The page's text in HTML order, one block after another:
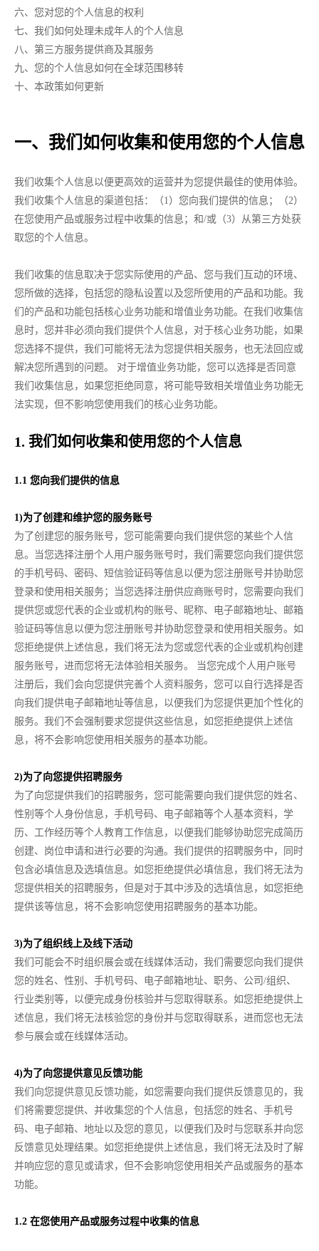
六、您对您的个人信息的权利
七、我们如何处理未成年人的个人信息
八、第三方服务提供商及其服务
九、您的个人信息如何在全球范围移转
十、本政策如何更新
一、我们如何收集和使用您的个人信息
我们收集个人信息以便更高效的运营并为您提供最佳的使用体验。
我们收集个人信息的渠道包括：（1）您向我们提供的信息；（2）
在您使用产品或服务过程中收集的信息；和/或（3）从第三方处获
取您的个人信息。
我们收集的信息取决于您实际使用的产品、您与我们互动的环境、
您所做的选择，包括您的隐私设置以及您所使用的产品和功能。我
们的产品和功能包括核心业务功能和增值业务功能。在我们收集信
息时，您并非必须向我们提供个人信息，对于核心业务功能，如果
您选择不提供，我们可能将无法为您提供相关服务，也无法回应或
解决您所遇到的问题。 对于增值业务功能，您可以选择是否同意
我们收集信息，如果您拒绝同意，将可能导致相关增值业务功能无
法实现，但不影响您使用我们的核心业务功能。
1. 我们如何收集和使用您的个人信息
1.1 您向我们提供的信息
1)为了创建和维护您的服务账号
为了创建您的服务账号，您可能需要向我们提供您的某些个人信
息。当您选择注册个人用户服务账号时，我们需要您向我们提供您
的手机号码、密码、短信验证码等信息以便为您注册账号并协助您
登录和使用相关服务；当您选择注册供应商账号时，您需要向我们
提供您或您代表的企业或机构的账号、昵称、电子邮箱地址、邮箱
验证码等信息以便为您注册账号并协助您登录和使用相关服务。如
您拒绝提供上述信息，我们将无法为您或您代表的企业或机构创建
服务账号，进而您将无法体验相关服务。 当您完成个人用户账号
注册后，我们会向您提供完善个人资料服务，您可以自行选择是否
向我们提供电子邮箱地址等信息，以便我们为您提供更加个性化的
服务。我们不会强制要求您提供这些信息，如您拒绝提供上述信
息，将不会影响您使用相关服务的基本功能。
2)为了向您提供招聘服务
为了向您提供我们的招聘服务，您可能需要向我们提供您的姓名、
性别等个人身份信息，手机号码、电子邮箱等个人基本资料，学
历、工作经历等个人教育工作信息，以便我们能够协助您完成简历
创建、岗位申请和进行必要的沟通。我们提供的招聘服务中，同时
包含必填信息及选填信息。如您拒绝提供必填信息，我们将无法为
您提供相关的招聘服务，但是对于其中涉及的选填信息，如您拒绝
提供该等信息，将不会影响您使用招聘服务的基本功能。
3)为了组织线上及线下活动
我们可能会不时组织展会或在线媒体活动，我们需要您向我们提供
您的姓名、性别、手机号码、电子邮箱地址、职务、公司/组织、
行业类别等，以便完成身份核验并与您取得联系。如您拒绝提供上
述信息，我们将无法核验您的身份并与您取得联系，进而您也无法
参与展会或在线媒体活动。
4)为了向您提供意见反馈功能
我们向您提供意见反馈功能，如您需要向我们提供反馈意见的，我
们将需要您提供、并收集您的个人信息，包括您的姓名、手机号
码、电子邮箱、地址以及您的意见，以便我们及时与您联系并向您
反馈意见处理结果。如您拒绝提供上述信息，我们将无法及时了解
并响应您的意见或请求，但不会影响您使用相关产品或服务的基本
功能。
1.2 在您使用产品或服务过程中收集的信息